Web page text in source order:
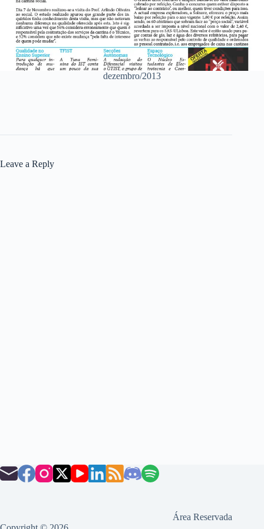
dezembro/2013
Leave a Reply
Área Reservada